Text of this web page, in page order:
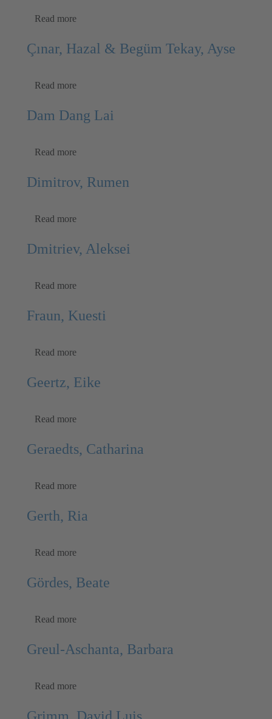
Read more
Çınar, Hazal & Begüm Tekay, Ayse
Read more
Dam Dang Lai
Read more
Dimitrov, Rumen
Read more
Dmitriev, Aleksei
Read more
Fraun, Kuesti
Read more
Geertz, Eike
Read more
Geraedts, Catharina
Read more
Gerth, Ria
Read more
Gördes, Beate
Read more
Greul-Aschanta, Barbara
Read more